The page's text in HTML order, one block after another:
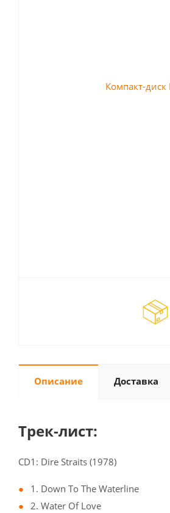
Описание Доставка
Трек-лист:
CD1: Dire Straits (1978)
1. Down To The Waterline
2. Water Of Love